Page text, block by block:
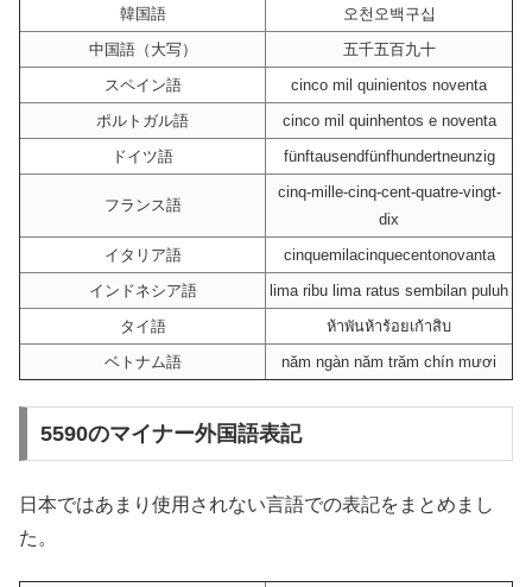
韓国語
오천오백구십
中国語（大写）
五千五百九十
スペイン語
cinco mil quinientos noventa
ポルトガル語
cinco mil quinhentos e noventa
ドイツ語
fünftausendfünfhundertneunzig
フランス語
cinq-mille-cinq-cent-quatre-vingt-
dix
イタリア語
cinquemilacinquecentonovanta
インドネシア語
lima ribu lima ratus sembilan puluh
タイ語
ห้าพันห้าร้อยเก้าสิบ
ベトナム語
năm ngàn năm trăm chín mươi
5590のマイナー外国語表記
日本ではあまり使用されない言語での表記をまとめまし
た。